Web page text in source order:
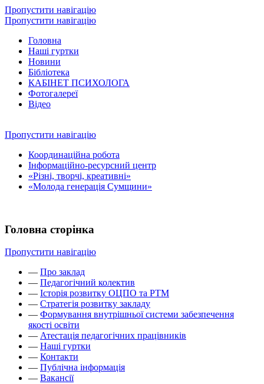
Пропустити навігацію
Пропустити навігацію
Головна
Наші гуртки
Новини
Бібліотека
КАБІНЕТ ПСИХОЛОГА
Фотогалереї
Відео
Пропустити навігацію
Координаційна робота
Інформаційно-ресурсний центр
«Різні, творчі, креативні»
«Молода генерація Сумщини»
Головна сторінка
Пропустити навігацію
— Про заклад
— Педагогічний колектив
— Історія розвитку ОЦПО та РТМ
— Стратегія розвитку закладу
— Формування внутрішньої системи забезпечення
якості освіти
— Атестація педагогічних працівників
— Наші гуртки
— Контакти
— Публічна інформація
— Вакансії